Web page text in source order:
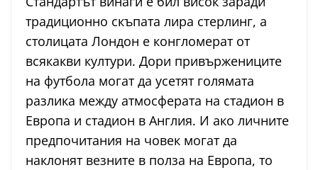
традиционно скъпата лира стерлинг, а
столицата Лондон е конгломерат от
всякакви култури. Дори привържениците
на футбола могат да усетят голямата
разлика между атмосферата на стадион в
Европа и стадион в Англия. И ако личните
предпочитания на човек могат да
наклонят везните в полза на Европа, то